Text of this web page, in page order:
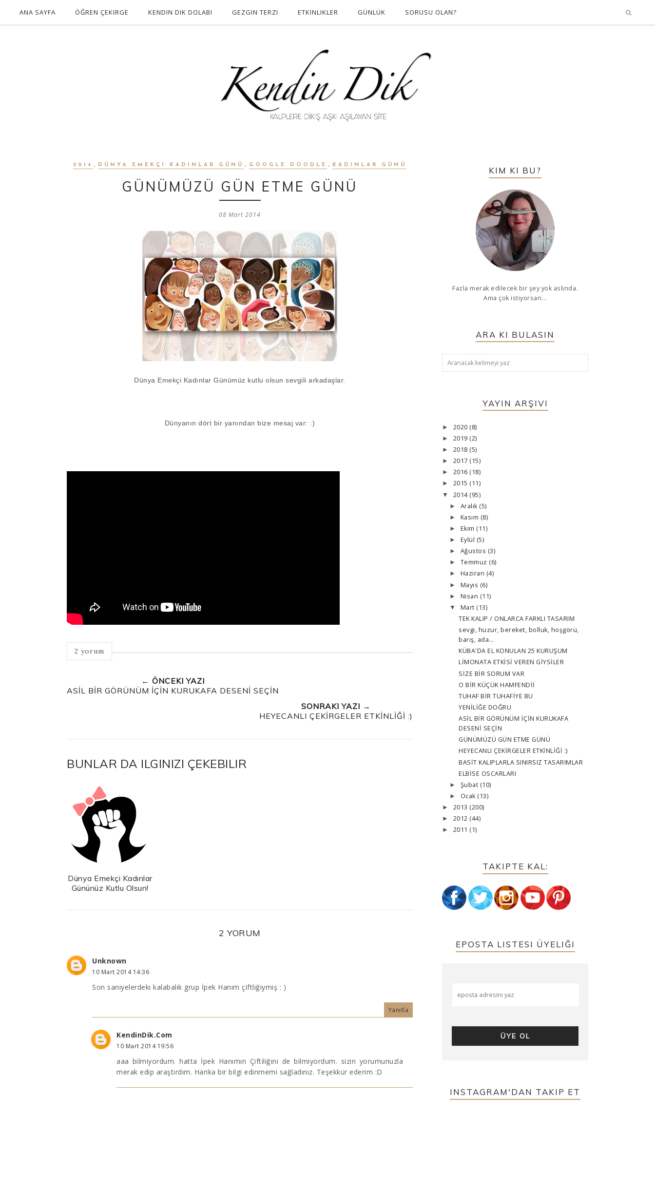
ANA SAYFA ÖĞREN ÇEKIRGE KENDIN DIK DOLABI GEZGIN TERZI ETKINLIKLER GÜNLÜK SORUSU OLAN?
2014 , DÜNYA EMEKÇI KADINLAR GÜNÜ , GOOGLE DOODLE , KADINLAR GÜNÜ
GÜNÜMÜZÜ GÜN ETME GÜNÜ
08 Mart 2014
Dünya Emekçi Kadınlar Günümüz kutlu olsun sevgili arkadaşlar.
Dünyanın dört bir yanından bize mesaj var: :)
2 yorum
← ÖNCEKI YAZI
ASİL BİR GÖRÜNÜM İÇİN KURUKAFA DESENİ SEÇİN
SONRAKI YAZI →
HEYECANLI ÇEKİRGELER ETKİNLİĞİ :)
BUNLAR DA ILGINIZI ÇEKEBILIR
Dünya Emekçi Kadınlar
Gününüz Kutlu Olsun!
2 YORUM
Unknown
10 Mart 2014 14:36
Son saniyelerdeki kalabalık grup İpek Hanım çiftliğiymiş : )
Yanıtla
KendinDik.Com
10 Mart 2014 19:56
aaa bilmiyordum. hatta İpek Hanımın Çiftiliğini de bilmiyordum. sizin yorumunuzla
merak edip araştırdım. Harika bir bilgi edinmemi sağladınız. Teşekkür ederim :D
KIM KI BU?
Fazla merak edilecek bir şey yok aslında.
Ama çok istiyorsan...
ARA KI BULASIN
YAYIN ARŞIVI
► 2020 (8)
► 2019 (2)
► 2018 (5)
► 2017 (15)
► 2016 (18)
► 2015 (11)
▼ 2014 (95)
► Aralık (5)
► Kasım (8)
► Ekim (11)
► Eylül (5)
► Ağustos (3)
► Temmuz (6)
► Haziran (4)
► Mayıs (6)
► Nisan (11)
▼ Mart (13)
TEK KALIP / ONLARCA FARKLI TASARIM
sevgi, huzur, bereket, bolluk, hoşgörü,
barış, ada...
KÜBA'DA EL KONULAN 25 KURUŞUM
LİMONATA ETKİSİ VEREN GİYSİLER
SİZE BİR SORUM VAR
O BİR KÜÇÜK HAMFENDİİ
TUHAF BİR TUHAFİYE BU
YENİLİĞE DOĞRU
ASİL BİR GÖRÜNÜM İÇİN KURUKAFA
DESENİ SEÇİN
GÜNÜMÜZÜ GÜN ETME GÜNÜ
HEYECANLI ÇEKİRGELER ETKİNLİĞİ :)
BASİT KALIPLARLA SINIRSIZ TASARIMLAR
ELBİSE OSCARLARI
► Şubat (10)
► Ocak (13)
► 2013 (200)
► 2012 (44)
► 2011 (1)
TAKIPTE KAL:
EPOSTA LISTESI ÜYELIĞI
INSTAGRAM'DAN TAKIP ET